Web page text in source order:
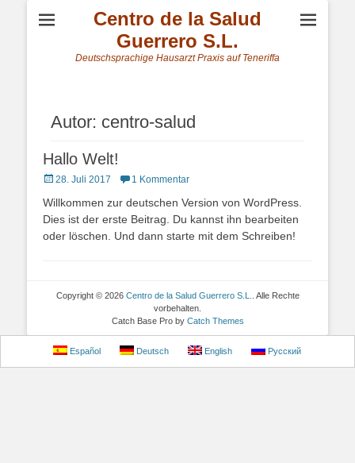
Centro de la Salud
Guerrero S.L.
Deutschsprachige Hausarzt Praxis auf Teneriffa
Autor: centro-salud
Hallo Welt!
Veröffentlicht
28. Juli 2017 1 Kommentar
Willkommen zur deutschen Version von WordPress.
Dies ist der erste Beitrag. Du kannst ihn bearbeiten
oder löschen. Und dann starte mit dem Schreiben!
Copyright © 2026 Centro de la Salud Guerrero S.L.
. Alle Rechte
vorbehalten.
Catch Base Pro by Catch Themes
Español Deutsch English Русский